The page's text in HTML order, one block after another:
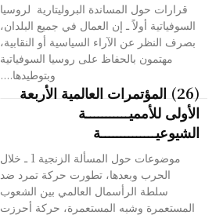
قرارات حول المساندة البروليتارية لروسيا
السوفياتية أولاً ـ إن العمال في جميع البلدان،
بصرف النظر عن الآراء السياسية أو النقابية،
مهتمون بالحفاظ على روسيا السوفياتية
وبتوطيدها....
(26) المؤتمرات العالمية الأربعة
الأولى للأمميـــــــــــة
الشيوعيــــــــــــــة
موضوعات حول المسألة الزنجية 1 ـ خلال
الحرب وبعدها، تطورت حركة تمرد ضد
سلطة الرأسمال العالمي بين الشعوب
المستعمرة وشبه المستعمرة، حركة أحرزت